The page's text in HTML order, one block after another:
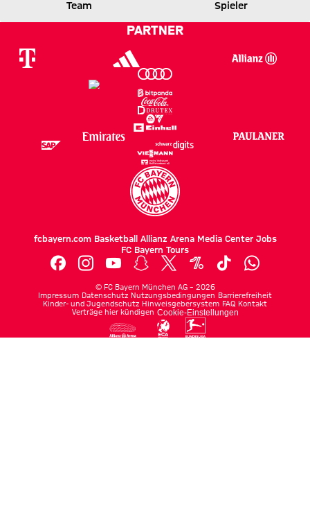
FCB
Team Spieler
PARTNER
fcbayern.com Basketball Allianz Arena Media Center Jobs
FC Bayern Tours
© FC Bayern München AG – 2026
Impressum Datenschutz Nutzungsbedingungen Barrierefreiheit
Kinder- und Jugendschutz Hinweisgebersystem FAQ Kontakt
Verträge hier kündigen Cookie-Einstellungen